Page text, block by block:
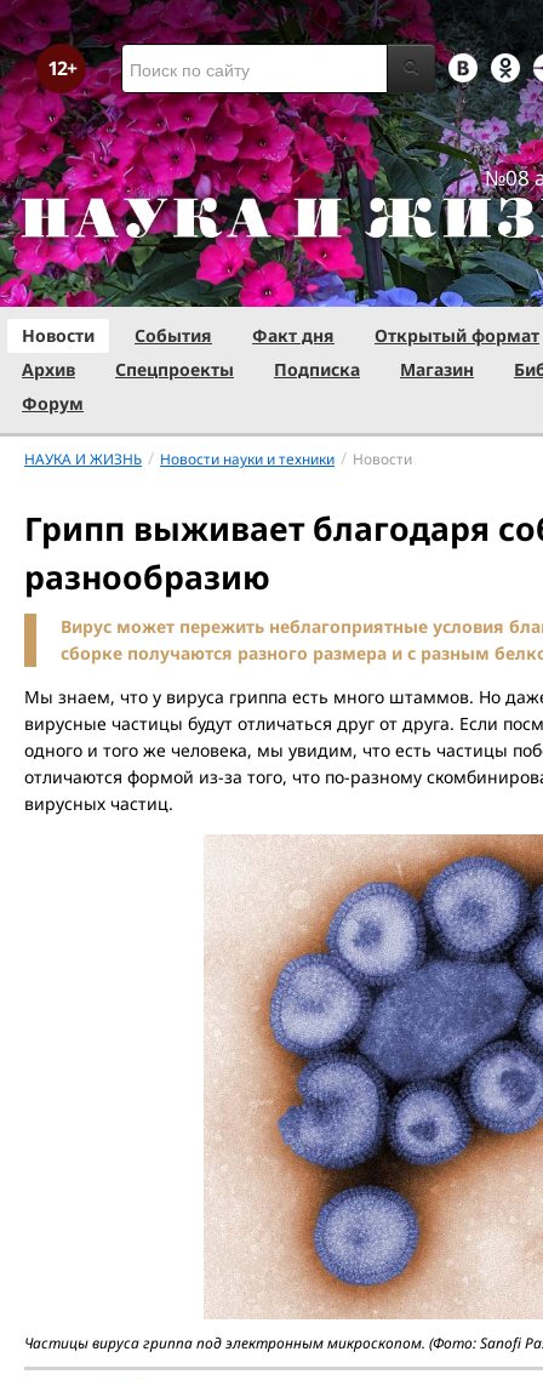
№08
Новости События Факт дня
Открытый формат
Архив
Спецпроекты Подписка Магазин
Форум
НАУКА И ЖИЗНЬ / Новости науки и техники / Новости
Грипп выживает благодаря
разнообразию
Вирус может пережить неблагоприятные условия
сборке получаются разного размера и с разным
Мы знаем, что у вируса гриппа есть много штаммов. Но
вирусные частицы будут отличаться друг от друга. Если
одного и того же человека, мы увидим, что есть частицы
отличаются формой из-за того, что по-разному
вирусных частиц.
Частицы вируса гриппа под электронным микроскопом. (Фото: Sanofi